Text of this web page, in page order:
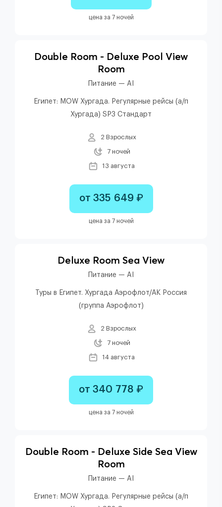
цена за 7 ночей
Double Room - Deluxe Pool View
Room
Питание — AI
Египет: MOW Хургада. Регулярные рейсы (а/п
Хургада) SP3 Стандарт
2 Взрослых
7 ночей
13 августа
от 335 649 ₽
цена за 7 ночей
Deluxe Room Sea View
Питание — AI
Туры в Египет. Хургада Аэрофлот/АК Россия
(группа Аэрофлот)
2 Взрослых
7 ночей
14 августа
от 340 778 ₽
цена за 7 ночей
Double Room - Deluxe Side Sea View
Room
Питание — AI
Египет: MOW Хургада. Регулярные рейсы (а/п